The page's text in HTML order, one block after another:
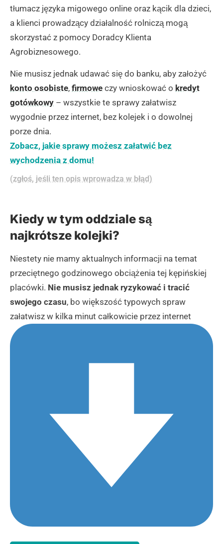
tłumacz języka migowego online oraz kącik dla dzieci,
a klienci prowadzący działalność rolniczą mogą
skorzystać z pomocy Doradcy Klienta
Agrobiznesowego.
Nie musisz jednak udawać się do banku, aby założyć
konto osobiste, firmowe czy wnioskować o kredyt
gotówkowy – wszystkie te sprawy załatwisz
wygodnie przez internet, bez kolejek i o dowolnej
porze dnia.
Zobacz, jakie sprawy możesz załatwić bez
wychodzenia z domu!
(zgłoś, jeśli ten opis wprowadza w błąd)
Kiedy w tym oddziale są
najkrótsze kolejki?
Niestety nie mamy aktualnych informacji na temat
przeciętnego godzinowego obciążenia tej kępińskiej
placówki. Nie musisz jednak ryzykować i tracić
swojego czasu, bo większość typowych spraw
załatwisz w kilka minut całkowicie przez internet